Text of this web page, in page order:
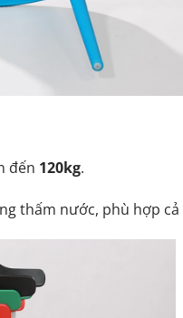
đến 120kg.
thấm nước, phù hợp